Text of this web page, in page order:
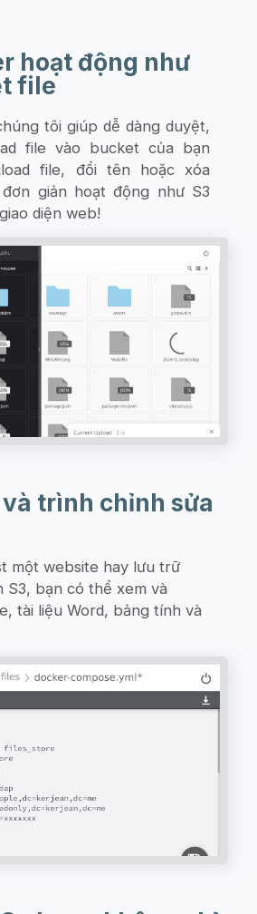
hoạt động như
file
tôi giúp dễ dàng duyệt,
file vào bucket của bạn
file, đổi tên hoặc xóa
giản hoạt động như S3
diện web!
trình chỉnh sửa
một website hay lưu trữ
S3, bạn có thể xem và
tài liệu Word, bảng tính và